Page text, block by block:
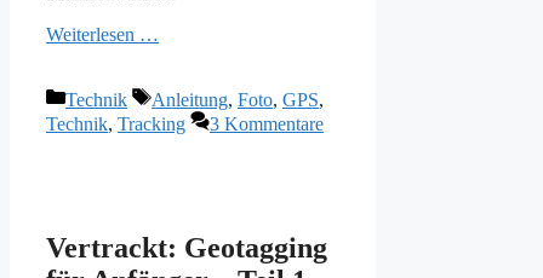
Weiterlesen …
Kategorien
Technik Schlagwörter
Anleitung, Foto, GPS,
Technik, Tracking 3 Kommentare
Vertrackt: Geotagging